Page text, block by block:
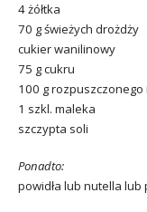
4 żółtka
70 g świeżych drożdży
cukier wanilinowy
75 g cukru
100 g rozpuszczonego
1 szkl. maleka
szczypta soli
Ponadto:
powidła lub nutella